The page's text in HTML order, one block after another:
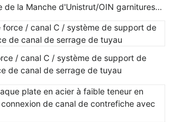
de la Manche d'Unistrut/OIN garnitures
/ canal C / système de support de
de canal de serrage de tuyau